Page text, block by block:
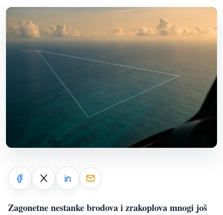
Zagonetne nestanke brodova i zrakoplova mnogi još